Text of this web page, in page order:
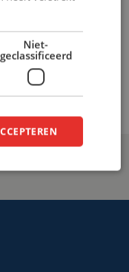
Niet-
geclassificeerd